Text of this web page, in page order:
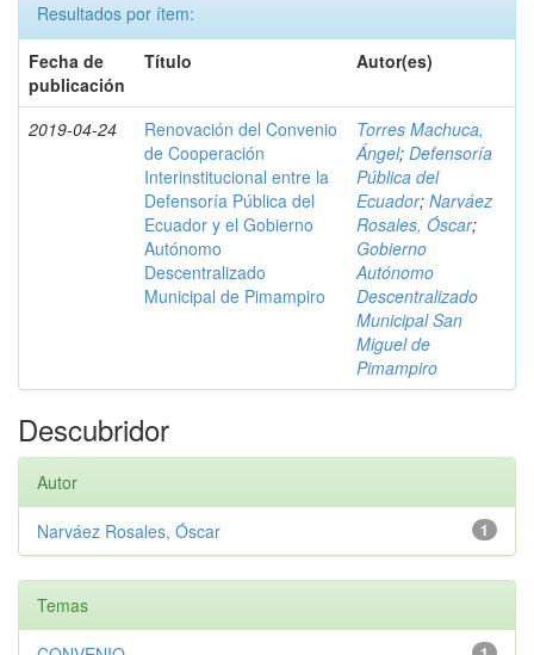
Resultados por ítem:
Fecha de
publicación
Título Autor(es)
2019-04-24
Renovación del Convenio
de Cooperación
Interinstitucional entre la
Defensoría Pública del
Ecuador y el Gobierno
Autónomo
Descentralizado
Municipal de Pimampiro
Torres Machuca,
Ángel; Defensoría
Pública del
Ecuador; Narváez
Rosales, Óscar;
Gobierno
Autónomo
Descentralizado
Municipal San
Miguel de
Pimampiro
Descubridor
Autor
1
Narváez Rosales, Óscar
Temas